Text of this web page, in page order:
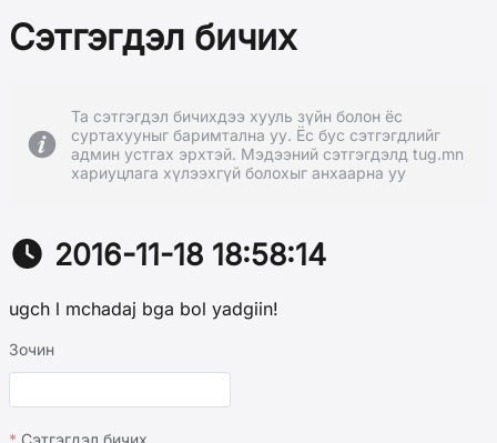
Сэтгэгдэл бичих
Та сэтгэгдэл бичихдээ хууль зүйн болон ёс
суртахууныг баримтална уу. Ёс бус сэтгэгдлийг
админ устгах эрхтэй. Мэдээний сэтгэгдэлд tug.mn
хариуцлага хүлээхгүй болохыг анхаарна уу
2016-11-18 18:58:14
ugch l mchadaj bga bol yadgiin!
Зочин